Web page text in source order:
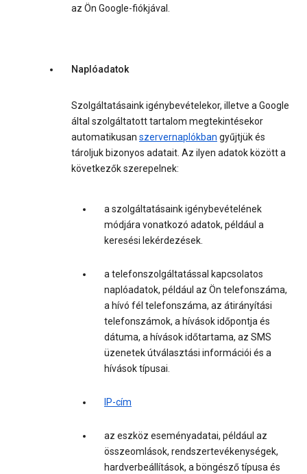
az Ön Google-fiókjával.
Naplóadatok
Szolgáltatásaink igénybevételekor, illetve a Google
által szolgáltatott tartalom megtekintésekor
automatikusan szervernaplókban gyűjtjük és
tároljuk bizonyos adatait. Az ilyen adatok között a
következők szerepelnek:
a szolgáltatásaink igénybevételének
módjára vonatkozó adatok, például a
keresési lekérdezések.
a telefonszolgáltatással kapcsolatos
naplóadatok, például az Ön telefonszáma,
a hívó fél telefonszáma, az átirányítási
telefonszámok, a hívások időpontja és
dátuma, a hívások időtartama, az SMS
üzenetek útválasztási információi és a
hívások típusai.
IP-cím
az eszköz eseményadatai, például az
összeomlások, rendszertevékenységek,
hardverbeállítások, a böngésző típusa és